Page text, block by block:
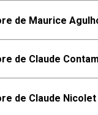
de Maurice
de Claude
de Claude Nicolet